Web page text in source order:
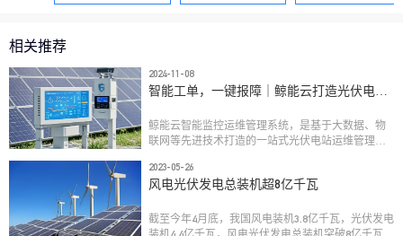
相关推荐
2024-11-08
智能工单，一键报障｜鲸能云打造光伏电站
鲸能云智能监控运维管理系统，是基于大数据、物
联网等先进技术打造的一站式光伏电站运维管理平
工单管理、数据分析等功能，为光伏电站提供全方
位、智能化的运维服务，全面提升光伏电站的运维
2023-05-26
风电光伏发电总装机超8亿千瓦
截至今年4月底，我国风电装机3.8亿千瓦，光伏发电